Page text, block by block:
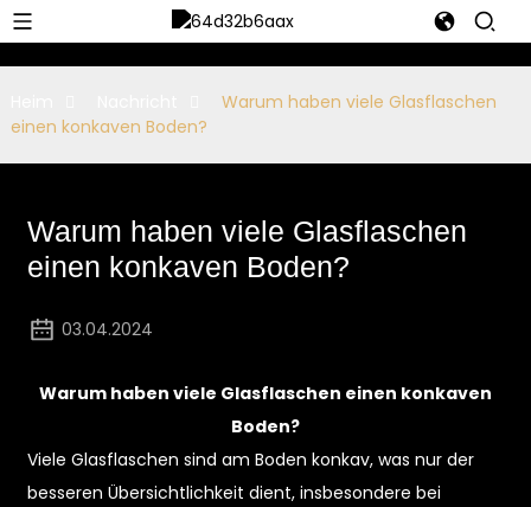
Warum haben viele Glasflaschen
einen konkaven Boden?
Warum haben viele Glasflaschen
einen konkaven Boden?
03.04.2024
Warum haben viele Glasflaschen einen konkaven
Boden?
Viele Glasflaschen sind am Boden konkav, was nur der
besseren Übersichtlichkeit dient, insbesondere bei